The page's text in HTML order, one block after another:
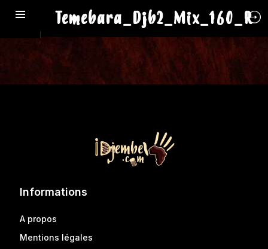
Temebara_Djb2_Mix_160_R
Informations
A propos
Mentions légales